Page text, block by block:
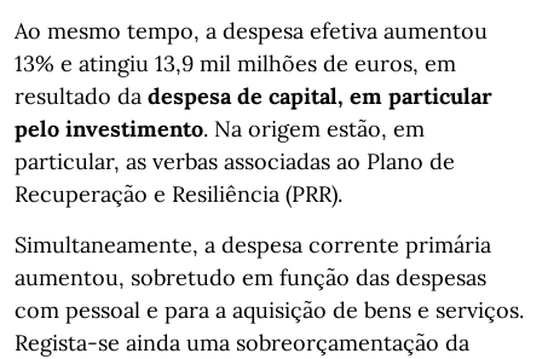
Ao mesmo tempo, a despesa efetiva aumentou
13% e atingiu 13,9 mil milhões de euros, em
resultado da despesa de capital, em particular
pelo investimento. Na origem estão, em
particular, as verbas associadas ao Plano de
Recuperação e Resiliência (PRR).
Simultaneamente, a despesa corrente primária
aumentou, sobretudo em função das despesas
com pessoal e para a aquisição de bens e serviços.
Regista-se ainda uma sobreorçamentação da